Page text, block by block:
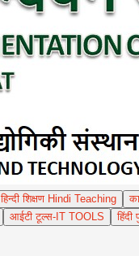
हिन्दी शिक्षण Hindi Teaching
आईटी टूल्स-IT TOOLS